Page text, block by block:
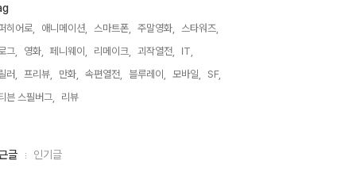
히어로, 애니메이션, 스마트폰, 주말영화,
스타워즈,
그,
영화, 페니웨이, 리메이크, 괴작열전,
IT,
러,
프리뷰, 만화, 속편열전, 블루레이, 모바일,
SF,
븐 스필버그,
리뷰,
글 인기글